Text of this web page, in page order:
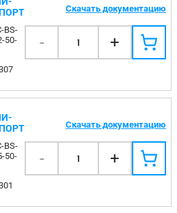
BS-
50-
Скачать документацию
- 1 +
BS-
50-
Скачать документацию
- 1 +